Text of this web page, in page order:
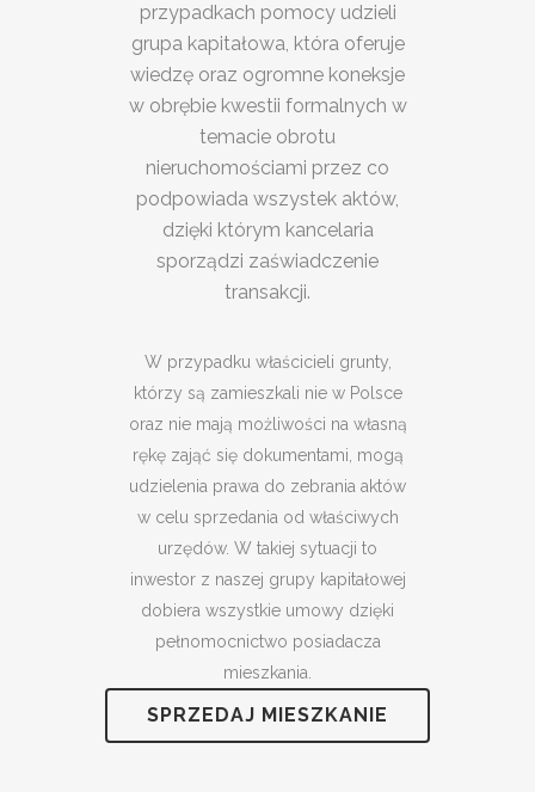
przypadkach pomocy udzieli
grupa kapitałowa, która oferuje
wiedzę oraz ogromne koneksje
w obrębie kwestii formalnych w
temacie obrotu
nieruchomościami przez co
podpowiada wszystek aktów,
dzięki którym kancelaria
sporządzi zaświadczenie
transakcji.
W przypadku właścicieli grunty,
którzy są zamieszkali nie w Polsce
oraz nie mają możliwości na własną
rękę zająć się dokumentami, mogą
udzielenia prawa do zebrania aktów
w celu sprzedania od właściwych
urzędów. W takiej sytuacji to
inwestor z naszej grupy kapitałowej
dobiera wszystkie umowy dzięki
pełnomocnictwo posiadacza
mieszkania.
SPRZEDAJ MIESZKANIE